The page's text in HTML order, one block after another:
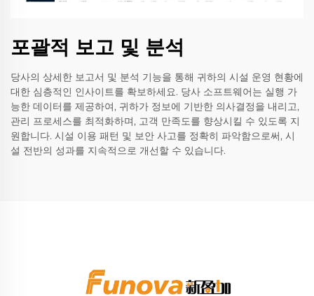
포괄적 보고 및 분석
당사의 상세한 보고서 및 분석 기능을 통해 귀하의 시설 운영 현황에
대한 심층적인 인사이트를 확보하세요. 당사 소프트웨어는 실행 가
능한 데이터를 제공하여, 귀하가 정보에 기반한 의사결정을 내리고,
관리 프로세스를 최적화하며, 고객 만족도를 향상시킬 수 있도록 지
원합니다. 시설 이용 패턴 및 보안 사고를 정확히 파악함으로써, 시
설 전반의 성과를 지속적으로 개선할 수 있습니다.